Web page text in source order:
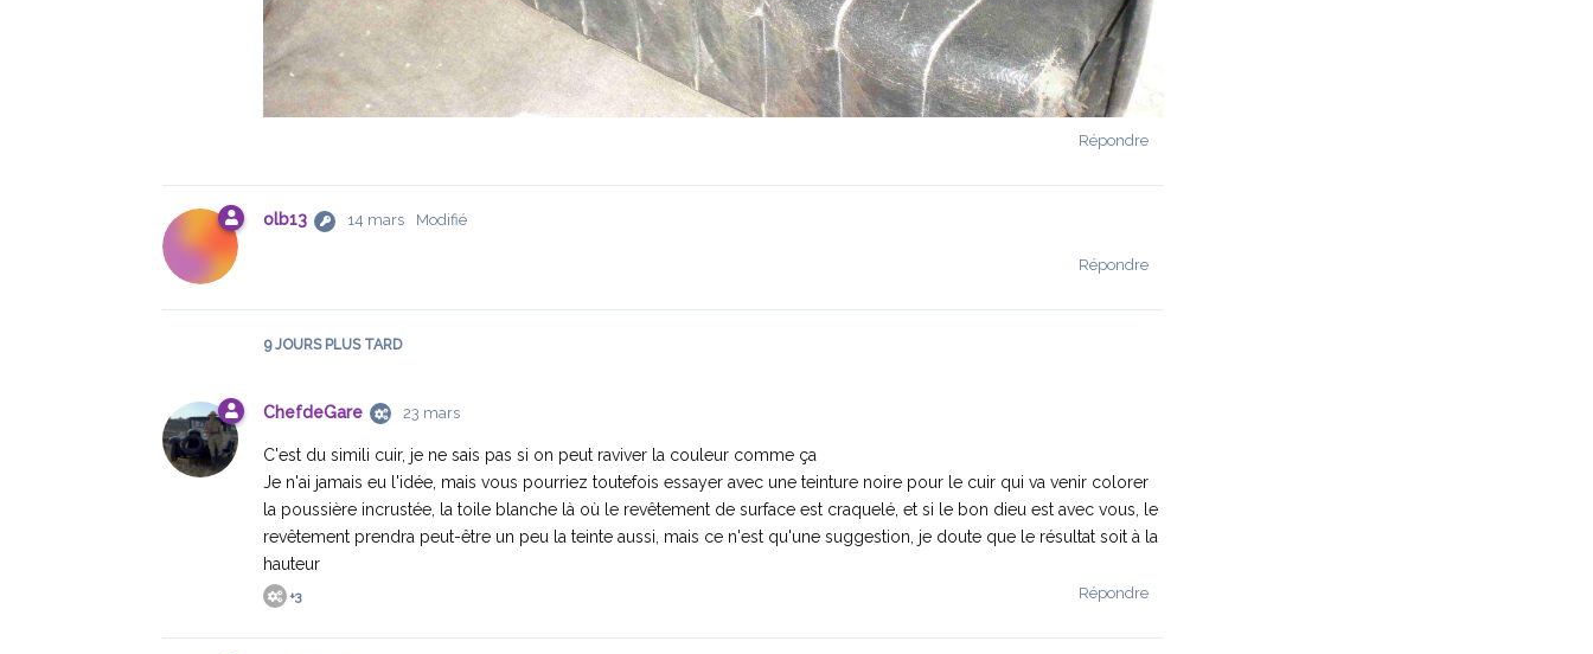
Répondre
olb13 14 mars Modifié
Répondre
9 JOURSPLUS TARD
ChefdeGare 23 mars
C'est du simili cuir, je ne sais pas si on peut raviver la couleur comme ça
Je n'ai jamais eu l'idée, mais vous pourriez toutefois essayer avec une teinture noire pour le cuir qui va venir colorer
la poussière incrustée, la toile blanche là où le revêtement de surface est craquelé, et si le bon dieu est avec vous, le
revêtement prendra peut-être un peu la teinte aussi, mais ce n'est qu'une suggestion, je doute que le résultat soit à la
hauteur
Répondre
+3